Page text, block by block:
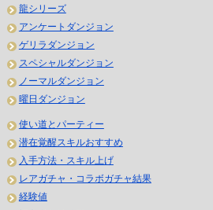
龍シリーズ
アンケートダンジョン
ゲリラダンジョン
スペシャルダンジョン
ノーマルダンジョン
曜日ダンジョン
使い道とパーティー
潜在覚醒スキルおすすめ
入手方法・スキル上げ
レアガチャ・コラボガチャ結果
経験値